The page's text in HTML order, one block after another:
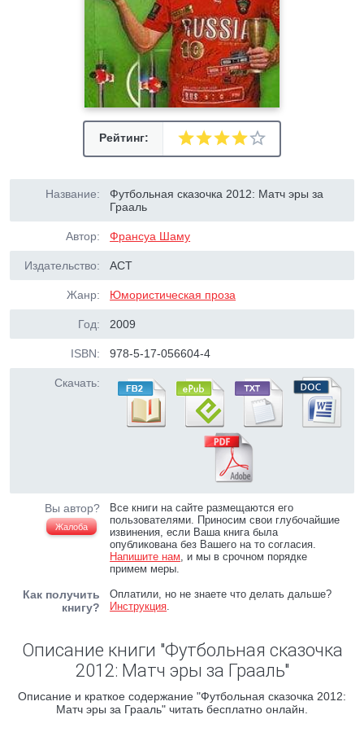
Рейтинг:
Название:
Футбольная сказочка 2012: Матч эры за
Грааль
Автор: Франсуа Шаму
Издательство: АСТ
Жанр: Юмористическая проза
Год: 2009
ISBN: 978-5-17-056604-4
Скачать:
Вы автор?
Жалоба
Все книги на сайте размещаются его
пользователями. Приносим свои глубочайшие
извинения, если Ваша книга была
опубликована без Вашего на то согласия.
Напишите нам, и мы в срочном порядке
примем меры.
Как получить
книгу?
Оплатили, но не знаете что делать дальше?
Инструкция.
Описание книги "Футбольная сказочка
2012: Матч эры за Грааль"
Описание и краткое содержание "Футбольная сказочка 2012:
Матч эры за Грааль" читать бесплатно онлайн.